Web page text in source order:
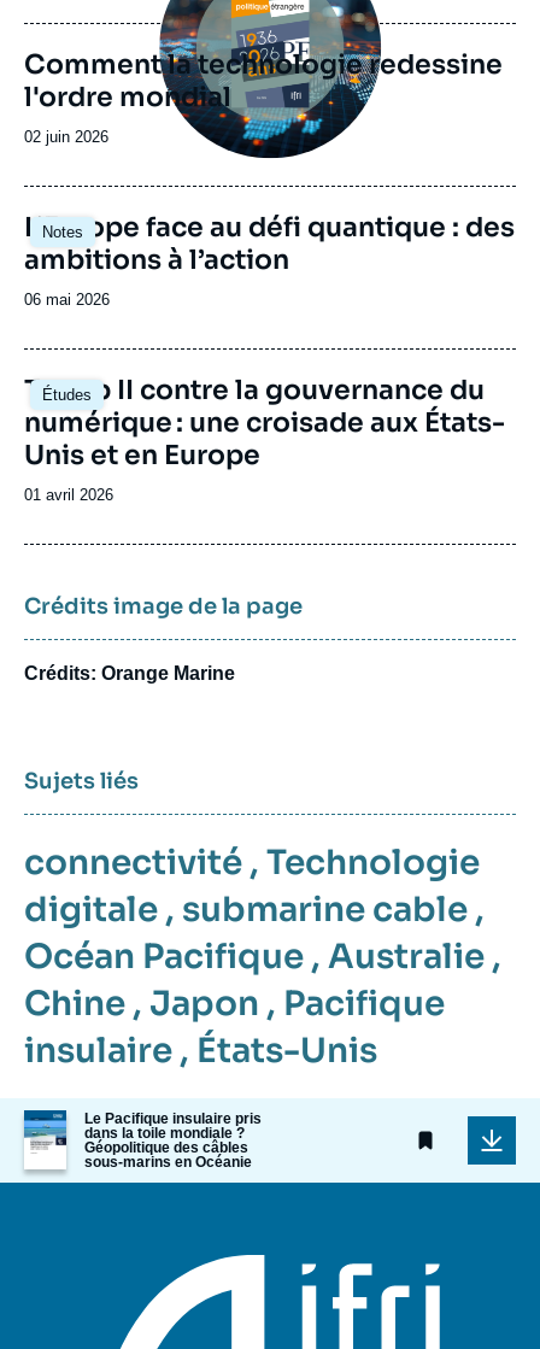
publication
Comment la technologie redessine
l'ordre mondial
Date
publication
02 juin 2026
Notes
Image
principale
L’Europe face au défi quantique : des
ambitions à l’action
Date
publication
06 mai 2026
Études
Image
principale
Trump II contre la gouvernance du
numérique : une croisade aux États-
Unis et en Europe
Date
publication
01 avril 2026
Crédits image de la page
Crédits: Orange Marine
Sujets liés
connectivité , Technologie
digitale , submarine cable ,
Océan Pacifique , Australie ,
Chine , Japon , Pacifique
insulaire , États-Unis
Image
de
couverture
de
Le Pacifique insulaire pris
dans la toile mondiale ?
Géopolitique des câbles
sous-marins en Océanie